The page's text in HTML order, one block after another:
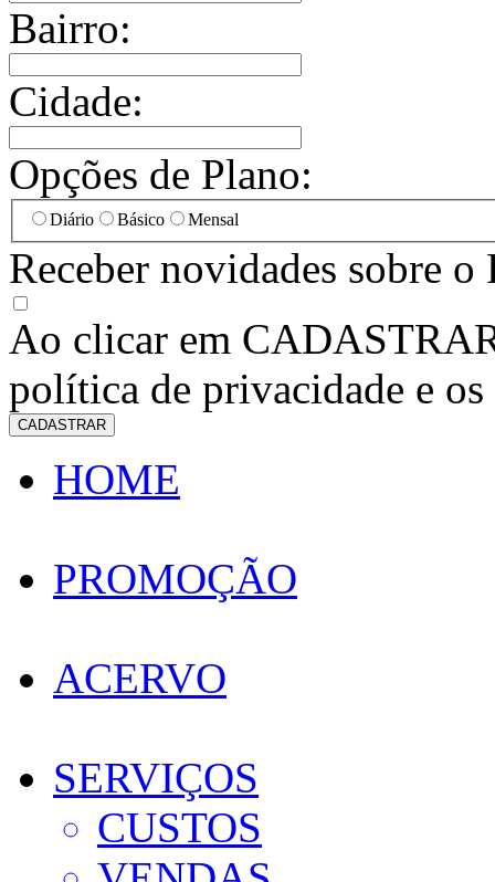
Bairro:
Cidade:
Opções de Plano:
Diário Básico Mensal
Receber novidades sobre
Ao clicar em
política de privacidade e os
CADASTRAR
HOME
PROMOÇÃO
ACERVO
SERVIÇOS
CUSTOS